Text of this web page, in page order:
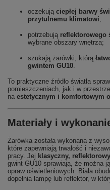
oczekują ciepłej barwy
przytulnemu klimatowi;
potrzebują reflektorowego
wybrane obszary wnętrza;
szukają żarówki, którą
gwintem GU10.
To praktyczne źródło światła
pomieszczeniach, jak i w
na estetycznym i komfortowym
Materiały i
Żarówka została wykonana z
które zapewniają trwałość i
pracy. Jej klasyczny,
gwint GU10 sprawiają, że można
opraw oświetleniowych. Biała
dopełnia lampę lub reflektor, w